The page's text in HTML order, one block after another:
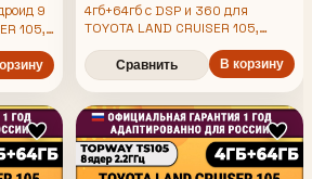
9
105,
4гб+64гб с DSP и 360 для
TOYOTA LAND CRUISER 105,
Android магнитола с DSP и
усилителем TDA7850
Сравнить В корзину